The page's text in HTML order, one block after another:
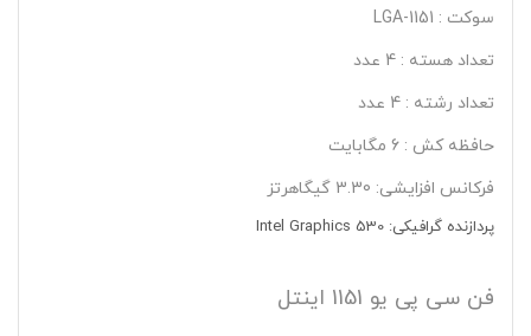
سوکت : LGA-1151
تعداد هسته : 4 عدد
تعداد رشته : 4 عدد
حافظه کش : 6 مگابایت
فرکانس افزایشی: 3.30 گیگاهرتز
پردازنده گرافیکی: Intel Graphics 530
فن سی پی یو 1151 اینتل